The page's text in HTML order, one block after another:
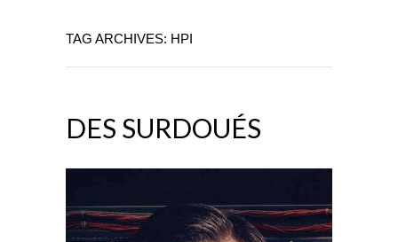
TAG ARCHIVES: HPI
DES SURDOUÉS